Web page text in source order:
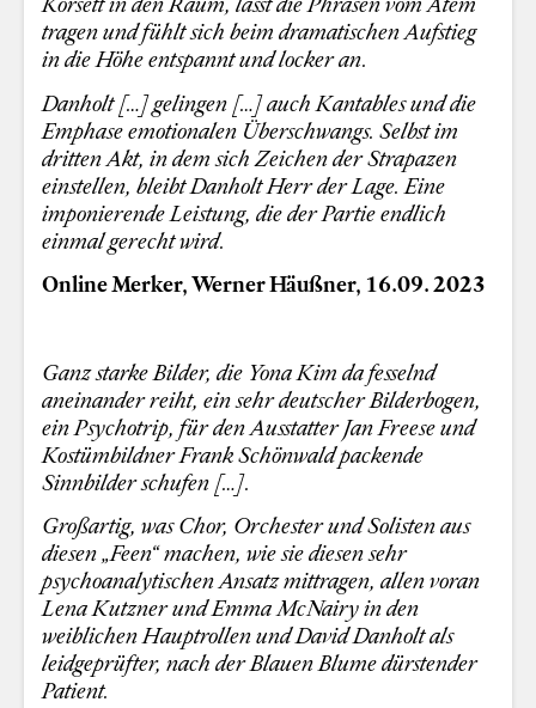
tragen und fühlt sich beim dramatischen Aufstieg
in die Höhe entspannt und locker an.
Danholt […] gelingen […] auch Kantables und die
Emphase emotionalen Überschwangs. Selbst im
dritten Akt, in dem sich Zeichen der Strapazen
einstellen, bleibt Danholt Herr der Lage. Eine
imponierende Leistung, die der Partie endlich
einmal gerecht wird.
Online Merker, Werner Häußner, 16.09. 2023
Ganz starke Bilder, die Yona Kim da fesselnd
aneinander reiht, ein sehr deutscher Bilderbogen,
ein Psychotrip, für den Ausstatter Jan Freese und
Kostümbildner Frank Schönwald packende
Sinnbilder schufen […].
Großartig, was Chor, Orchester und Solisten aus
diesen „Feen“ machen, wie sie diesen sehr
psychoanalytischen Ansatz mittragen, allen voran
Lena Kutzner und Emma McNairy in den
weiblichen Hauptrollen und David Danholt als
leidgeprüfter, nach der Blauen Blume dürstender
Patient.